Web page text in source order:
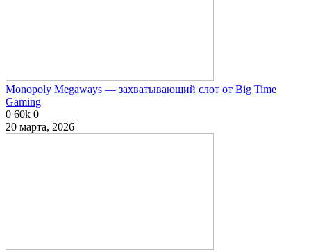
Monopoly Megaways — захватывающий слот от Big Time
Gaming
0 60k 0
20 марта, 2026